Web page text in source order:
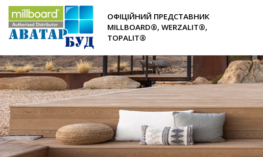
ОФІЦІЙНИЙ ПРЕДСТАВНИК
MILLBOARD®, WERZALIT®,
TOPALIT®